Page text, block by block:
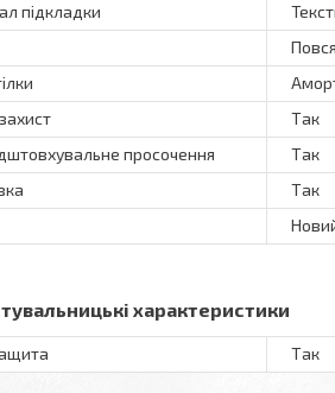
підкладки
Так
просочення
Так
Так
характеристики
Так